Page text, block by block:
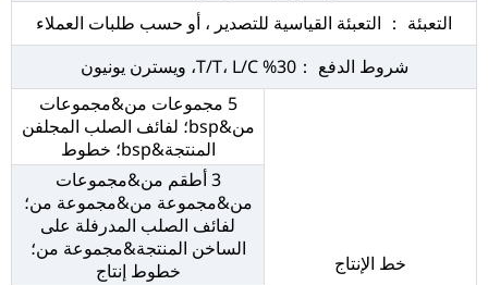
التعبئة ： التعبئة القياسية للتصدير ، أو حسب طلبات العملاء
شروط الدفع ：30% T/T، L/C، ويسترن يونيون
خط الإنتاج
5 مجموعات من&مجموعات
من&bsp؛ لفائف الصلب المجلفن
المنتجة&bsp؛ خطوط
3 أطقم من&مجموعات
من&مجموعة من&مجموعة من؛
لفائف الصلب المدرفلة على
الساخن المنتجة&مجموعة من؛
خطوط إنتاج